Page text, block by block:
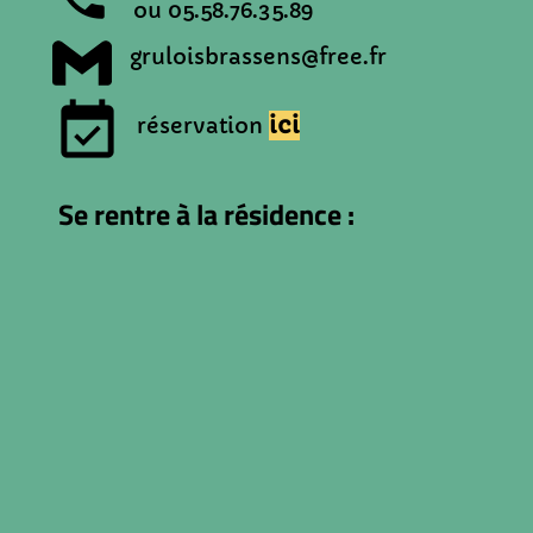
Se rentre à la résidence :
ou 05.58.76.35.89
gruloisbrassens@free.fr
event_available réservation ici